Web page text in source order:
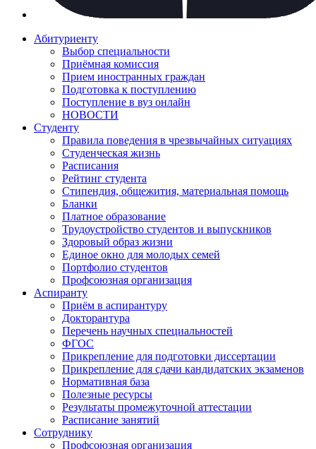
Абитуриенту
Выбор специальности
Приёмная комиссия
Прием иностранных граждан
Подготовка к поступлению
Поступление в вуз онлайн
НОВОСТИ
Студенту
Правила поведения в чрезвычайных ситуациях
Студенческая жизнь
Расписания
Рейтинг студента
Стипендия, общежития, материальная помощь
Бланки
Платное образование
Трудоустройство студентов и выпускников
Здоровый образ жизни
Единое окно для молодых семей
Портфолио студентов
Профсоюзная организация
Аспиранту
Приём в аспирантуру
Докторантура
Перечень научных специальностей
ФГОС
Прикрепление для подготовки диссертации
Прикрепление для сдачи кандидатских экзаменов
Нормативная база
Полезные ресурсы
Результаты промежуточной аттестации
Расписание занятий
Сотруднику
Профсоюзная организация